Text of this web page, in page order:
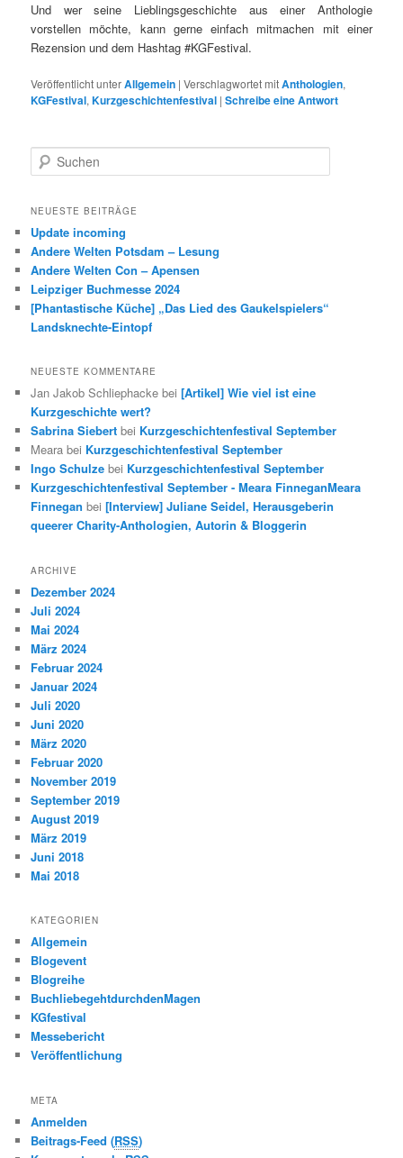
Und wer seine Lieblingsgeschichte aus einer Anthologie
vorstellen möchte, kann gerne einfach mitmachen mit einer
Rezension und dem Hashtag #KGFestival.
Veröffentlicht unterAllgemein |Verschlagwortet mitAnthologien,
KGFestival,Kurzgeschichtenfestival |Schreibe eine Antwort
u
h
n
NEUESTE BEITRÄGE
Update incoming
Andere Welten Potsdam – Lesung
Andere Welten Con – Apensen
Leipziger Buchmesse 2024
[Phantastische Küche] „Das Lied des Gaukelspielers“
Landsknechte-Eintopf
NEUESTE KOMMENTARE
Jan Jakob Schliephacke bei[Artikel] Wie viel ist eine
Kurzgeschichte wert?
Sabrina Siebert bei Kurzgeschichtenfestival September
Meara bei Kurzgeschichtenfestival September
Ingo Schulze bei Kurzgeschichtenfestival September
Kurzgeschichtenfestival September - Meara FinneganMeara
Finnegan bei[Interview] Juliane Seidel, Herausgeberin
queerer Charity-Anthologien, Autorin & Bloggerin
ARCHIVE
Dezember 2024
Juli 2024
Mai 2024
März 2024
Februar 2024
Januar 2024
Juli 2020
Juni 2020
März 2020
Februar 2020
November 2019
September 2019
August 2019
März 2019
Juni 2018
Mai 2018
KATEGORIEN
Allgemein
Blogevent
Blogreihe
BuchliebegehtdurchdenMagen
KGfestival
Messebericht
Veröffentlichung
META
Anmelden
Beitrags-Feed (RSS)